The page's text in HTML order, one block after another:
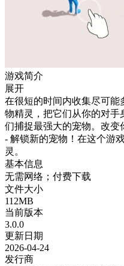
游戏简介
展开
在很短的时间内收集尽可
物精灵，把它们从你的对
们捕捉最强大的宠物。改
- 解锁新的宠物！在这个游
灵。
基本信息
无需网络；付费下载
文件大小
112MB
当前版本
3.0.0
更新日期
2026-04-24
发行商